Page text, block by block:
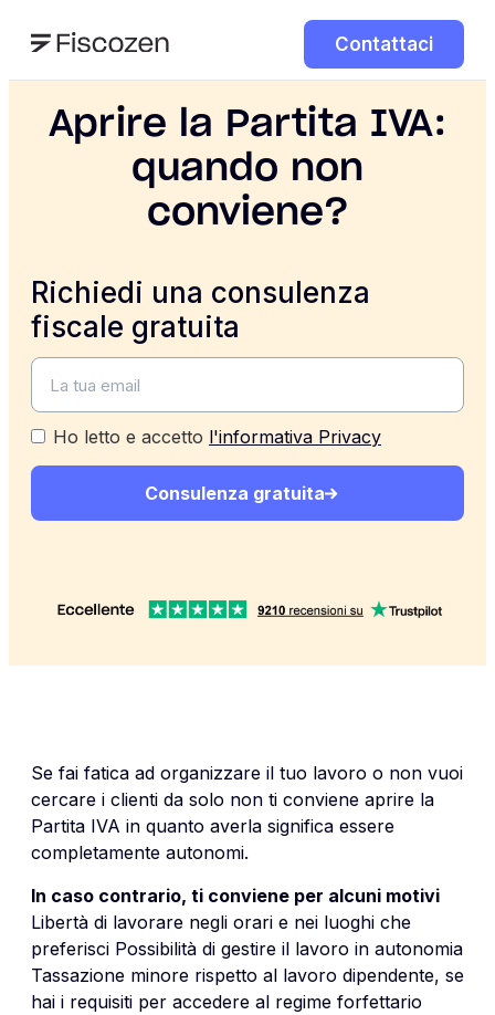
Contattaci
Aprire la Partita IVA:
quando non
conviene?
Richiedi una consulenza
fiscale gratuita
Ho letto e accetto l'informativa Privacy
Consulenza gratuita
Se fai fatica ad organizzare il tuo lavoro o non vuoi
cercare i clienti da solo non ti conviene aprire la
Partita IVA in quanto averla significa essere
completamente autonomi.
In caso contrario, ti conviene per alcuni motivi
Libertà di lavorare negli orari e nei luoghi che
preferisci Possibilità di gestire il lavoro in autonomia
Tassazione minore rispetto al lavoro dipendente, se
hai i requisiti per accedere al regime forfettario